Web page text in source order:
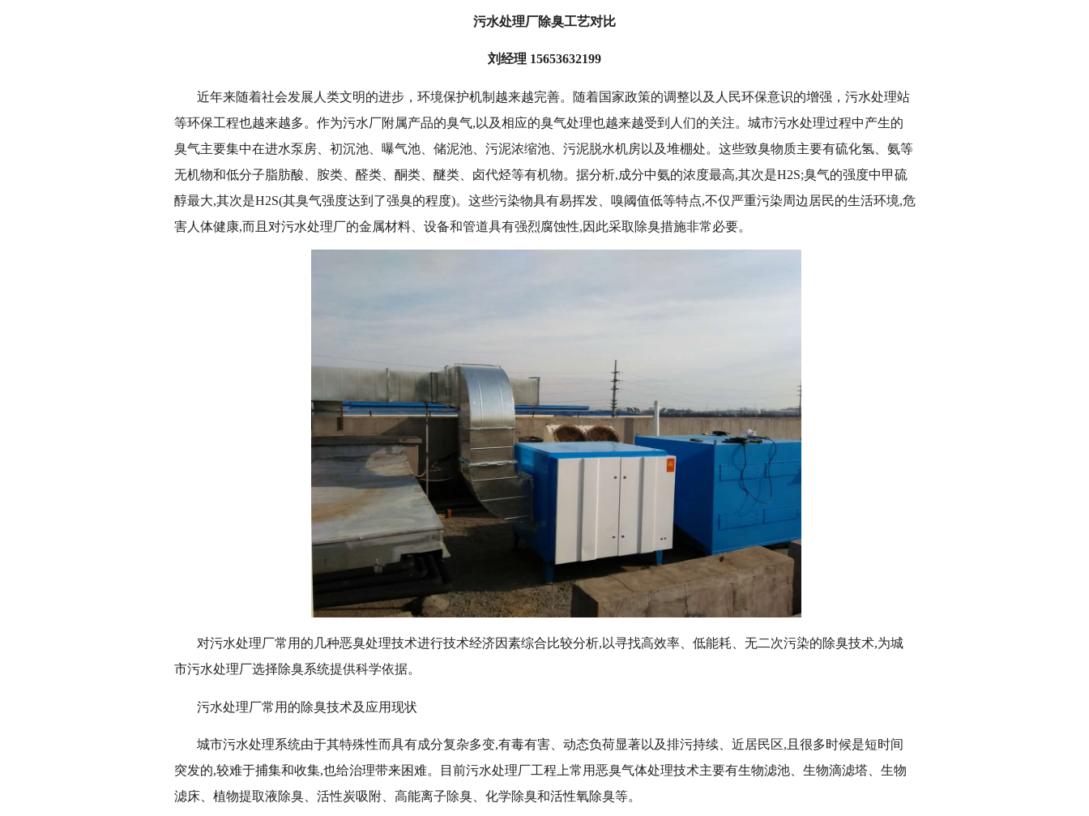
污水处理厂除臭工艺对比
刘经理 15653632199
近年来随着社会发展人类文明的进步，环境保护机制越来越完善。随着国家政策的调整以及人民环保意识的增强，污水处理站
等环保工程也越来越多。作为污水厂附属产品的臭气,以及相应的臭气处理也越来越受到人们的关注。城市污水处理过程中产生的
臭气主要集中在进水泵房、初沉池、曝气池、储泥池、污泥浓缩池、污泥脱水机房以及堆棚处。这些致臭物质主要有硫化氢、氨等
无机物和低分子脂肪酸、胺类、醛类、酮类、醚类、卤代烃等有机物。据分析,成分中氨的浓度最高,其次是H2S;臭气的强度中甲硫
醇最大,其次是H2S(其臭气强度达到了强臭的程度)。这些污染物具有易挥发、嗅阈值低等特点,不仅严重污染周边居民的生活环境,危
害人体健康,而且对污水处理厂的金属材料、设备和管道具有强烈腐蚀性,因此采取除臭措施非常必要。
对污水处理厂常用的几种恶臭处理技术进行技术经济因素综合比较分析,以寻找高效率、低能耗、无二次污染的除臭技术,为城
市污水处理厂选择除臭系统提供科学依据。
污水处理厂常用的除臭技术及应用现状
城市污水处理系统由于其特殊性而具有成分复杂多变,有毒有害、动态负荷显著以及排污持续、近居民区,且很多时候是短时间
突发的,较难于捕集和收集,也给治理带来困难。目前污水处理厂工程上常用恶臭气体处理技术主要有生物滤池、生物滴滤塔、生物
滤床、植物提取液除臭、活性炭吸附、高能离子除臭、化学除臭和活性氧除臭等。